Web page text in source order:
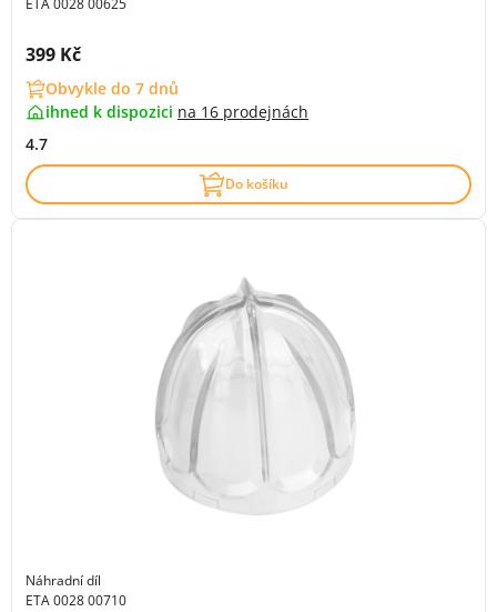
ETA 0028 00625
Cena s DPH:
399 Kč
Obvykle do 7 dnů
ihned k dispozici na 16 prodejnách
4.7
Do košíku
Náhradní díl
ETA 0028 00710